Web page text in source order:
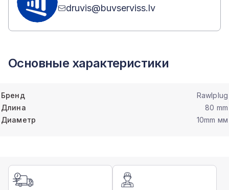
druvis@buvserviss.lv
Основные характеристики
Бренд
Rawlplug
Длина
80 mm
Диаметр
10mm мм